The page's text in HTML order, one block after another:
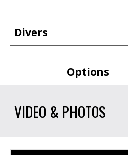
Divers
Options
VIDEO & PHOTOS